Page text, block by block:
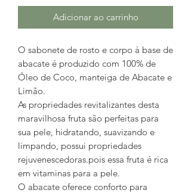
Adicionar ao carrinho
O sabonete de rosto e corpo à base de
abacate é produzido com 100% de
Óleo de Coco, manteiga de Abacate e
Limão.
As propriedades revitalizantes desta
maravilhosa fruta são perfeitas para
sua pele, hidratando, suavizando e
limpando, possui propriedades
rejuvenescedoras.pois essa fruta é rica
em vitaminas para a pele.
O abacate oferece conforto para